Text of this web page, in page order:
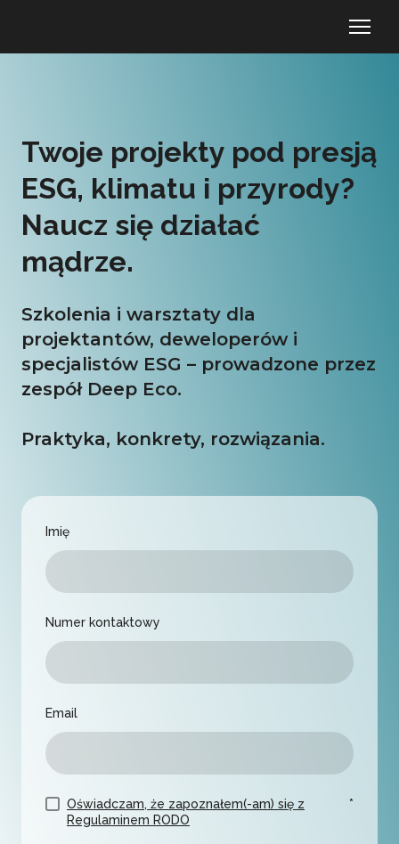
Twoje projekty pod presją
ESG, klimatu i przyrody?
Naucz się działać
mądrze.
Szkolenia i warsztaty dla
projektantów, deweloperów i
specjalistów ESG – prowadzone przez
zespół Deep Eco.
Praktyka, konkrety, rozwiązania.
Imię
Numer kontaktowy
Email
Oświadczam, że zapoznałem(-am) się z
Regulaminem RODO
*